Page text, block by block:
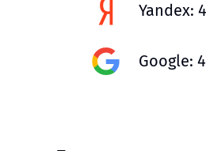
Yandex:
Google: